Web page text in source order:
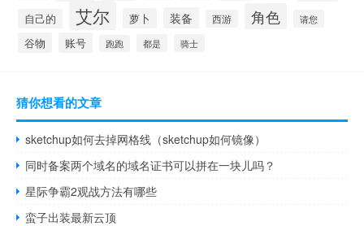
自己的 艾尔 萝卜 装备 西游 角色 请您
谷物 账号 跑跑 都是 骑士
猜你想看的文章
sketchup如何去掉网格线（sketchup如何镜像）
同时备案两个域名的域名证书可以拼在一块儿吗？
星际争霸2观战方法有哪些
蛮子出装最新云顶